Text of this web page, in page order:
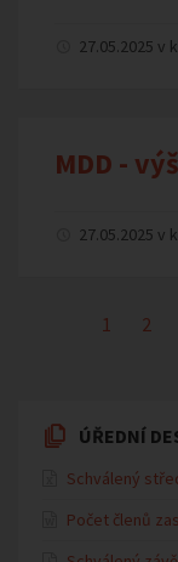
27.05.2025 v
MDD -
27.05.2025 v
1 2
ÚŘEDNÍ
Schválený
Počet členů